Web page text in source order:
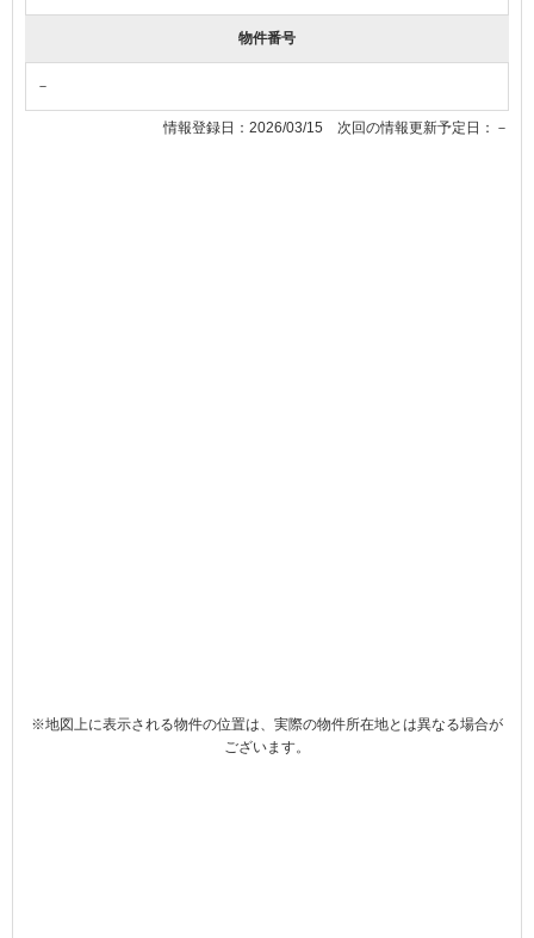
物件番号
－
情報登録日：2026/03/15 次回の情報更新予定日：－
※地図上に表示される物件の位置は、実際の物件所在地とは異なる場合が
ございます。